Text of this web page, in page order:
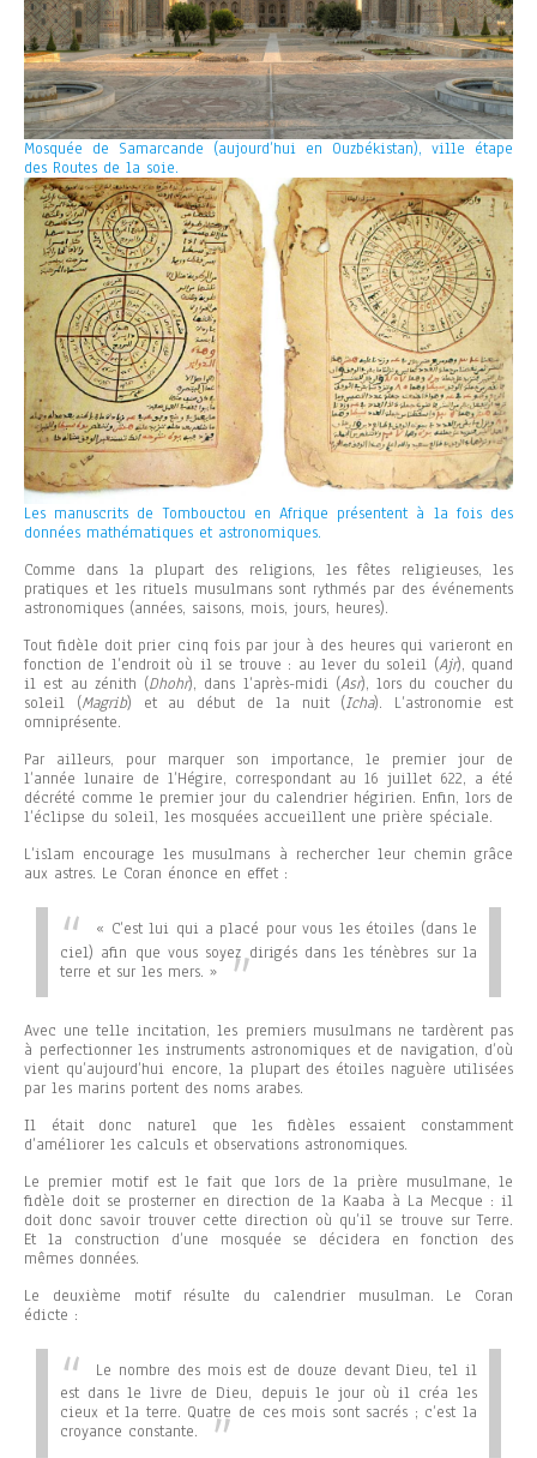
Mosquée de Samarcande (aujourd’hui en Ouzbékistan), ville étape
des Routes de la soie.
Les manuscrits de Tombouctou en Afrique présentent à la fois des
données mathématiques et astronomiques.
Comme dans la plupart des religions, les fêtes religieuses, les
pratiques et les rituels musulmans sont rythmés par des événements
astronomiques (années, saisons, mois, jours, heures).
Tout fidèle doit prier cinq fois par jour à des heures qui varieront en
fonction de l’endroit où il se trouve : au lever du soleil (Ajr), quand
il est au zénith (Dhohr), dans l’après-midi (Asr), lors du coucher du
soleil (Magrib) et au début de la nuit (Icha). L’astronomie est
omniprésente.
Par ailleurs, pour marquer son importance, le premier jour de
l’année lunaire de l’Hégire, correspondant au 16 juillet 622, a été
décrété comme le premier jour du calendrier hégirien. Enfin, lors de
l’éclipse du soleil, les mosquées accueillent une prière spéciale.
L’islam encourage les musulmans à rechercher leur chemin grâce
aux astres. Le Coran énonce en effet :
« C’est lui qui a placé pour vous les étoiles (dans le
ciel) afin que vous soyez dirigés dans les ténèbres sur la
terre et sur les mers. »
Avec une telle incitation, les premiers musulmans ne tardèrent pas
à perfectionner les instruments astronomiques et de navigation, d’où
vient qu’aujourd’hui encore, la plupart des étoiles naguère utilisées
par les marins portent des noms arabes.
Il était donc naturel que les fidèles essaient constamment
d’améliorer les calculs et observations astronomiques.
Le premier motif est le fait que lors de la prière musulmane, le
fidèle doit se prosterner en direction de la Kaaba à La Mecque : il
doit donc savoir trouver cette direction où qu’il se trouve sur Terre.
Et la construction d’une mosquée se décidera en fonction des
mêmes données.
Le deuxième motif résulte du calendrier musulman. Le Coran
édicte :
Le nombre des mois est de douze devant Dieu, tel il
est dans le livre de Dieu, depuis le jour où il créa les
cieux et la terre. Quatre de ces mois sont sacrés ; c’est la
croyance constante.